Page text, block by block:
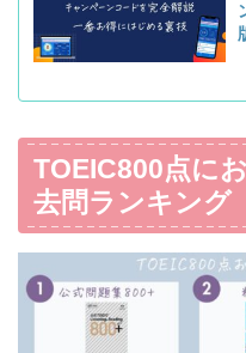
TOEIC800点に
去問ランキング